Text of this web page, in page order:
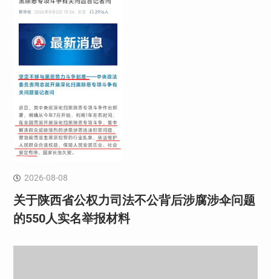
2026-08-08
关于陕西省公权力司法不公背后涉腐涉伞问题
的550人实名举报材料